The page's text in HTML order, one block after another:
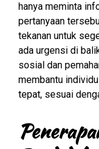
hanya meminta
pertanyaan
tekanan untuk
ada urgensi di
sosial dan
membantu
tepat, sesuai